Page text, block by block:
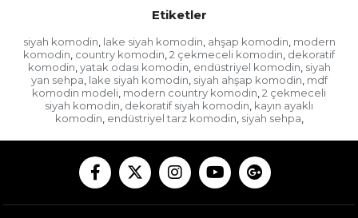
Etiketler
siyah komodin lake siyah komodin ahşap komodin modern
komodin country komodin 2 çekmeceli komodin dekoratif
komodin yatak odası komodin endüstriyel komodin siyah
yan sehpa lake siyah komodin siyah ahşap komodin mdf
komodin modeli modern country komodin 2 çekmeceli
siyah komodin dekoratif siyah komodin kayın ayaklı
komodin endüstriyel tarz komodin siyah sehpa